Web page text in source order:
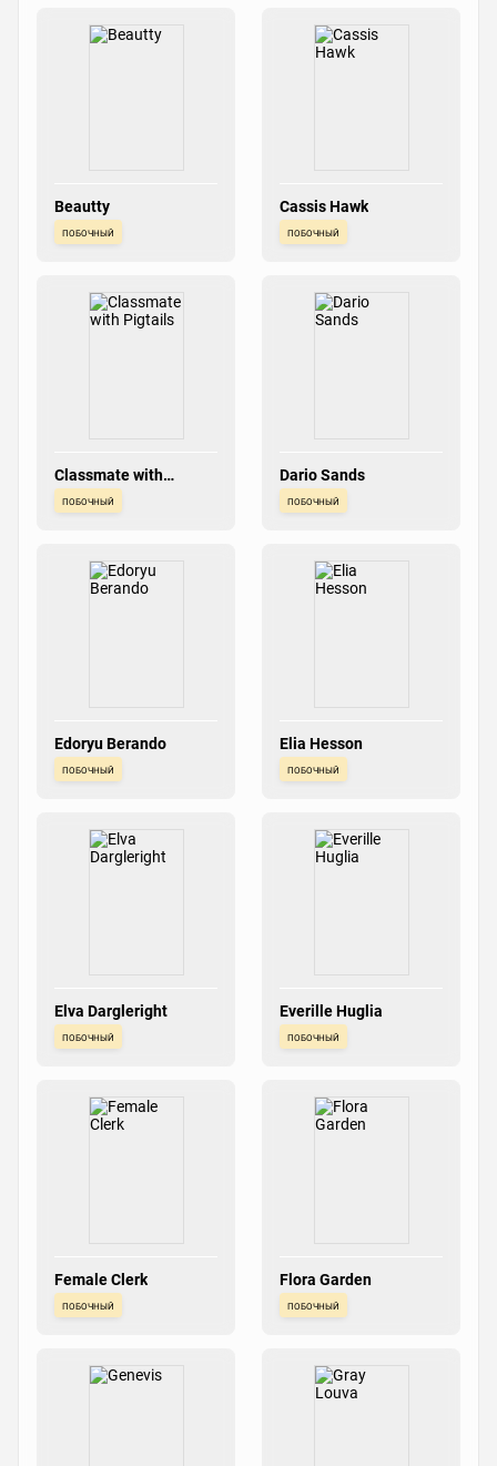
Beautty
побочный
Cassis Hawk
побочный
Classmate with
Pigtails
побочный
Dario Sands
побочный
Edoryu Berando
побочный
Elia Hesson
побочный
Elva Dargleright
побочный
Everille Huglia
побочный
Female Clerk
побочный
Flora Garden
побочный